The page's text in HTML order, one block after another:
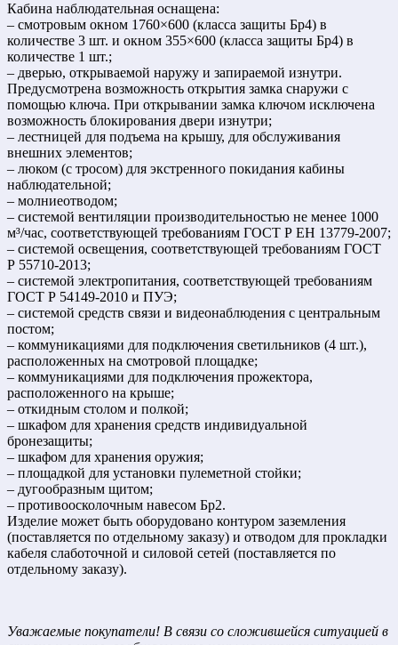
Кабина наблюдательная оснащена:
– смотровым окном 1760×600 (класса защиты Бр4) в
количестве 3 шт. и окном 355×600 (класса защиты Бр4) в
количестве 1 шт.;
– дверью, открываемой наружу и запираемой изнутри.
Предусмотрена возможность открытия замка снаружи с
помощью ключа. При открывании замка ключом исключена
возможность блокирования двери изнутри;
– лестницей для подъема на крышу, для обслуживания
внешних элементов;
– люком (с тросом) для экстренного покидания кабины
наблюдательной;
– молниеотводом;
– системой вентиляции производительностью не менее 1000
м³/час, соответствующей требованиям ГОСТ Р ЕН 13779-2007;
– системой освещения, соответствующей требованиям ГОСТ
Р 55710-2013;
– системой электропитания, соответствующей требованиям
ГОСТ Р 54149-2010 и ПУЭ;
– системой средств связи и видеонаблюдения с центральным
постом;
– коммуникациями для подключения светильников (4 шт.),
расположенных на смотровой площадке;
– коммуникациями для подключения прожектора,
расположенного на крыше;
– откидным столом и полкой;
– шкафом для хранения средств индивидуальной
бронезащиты;
– шкафом для хранения оружия;
– площадкой для установки пулеметной стойки;
– дугообразным щитом;
– противоосколочным навесом Бр2.
Изделие может быть оборудовано контуром заземления
(поставляется по отдельному заказу) и отводом для прокладки
кабеля слаботочной и силовой сетей (поставляется по
отдельному заказу).
Уважаемые покупатели! В связи со сложившейся ситуацией в